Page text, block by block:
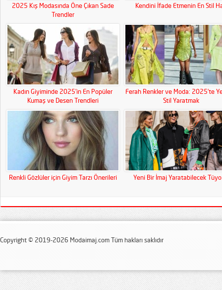
2025 Kış Modasında Öne Çıkan Sade
Trendler
Kendini İfade Etmenin En Stil
Kadın Giyiminde 2025’in En Popüler
Kumaş ve Desen Trendleri
Ferah Renkler ve Moda: 2025’te
Stil Yaratmak
Renkli Gözlüler için Giyim Tarzı Önerileri Yeni Bir İmaj Yaratabilecek
Copyright © 2019-2026 Modaimaj.com Tüm hakları saklıdır